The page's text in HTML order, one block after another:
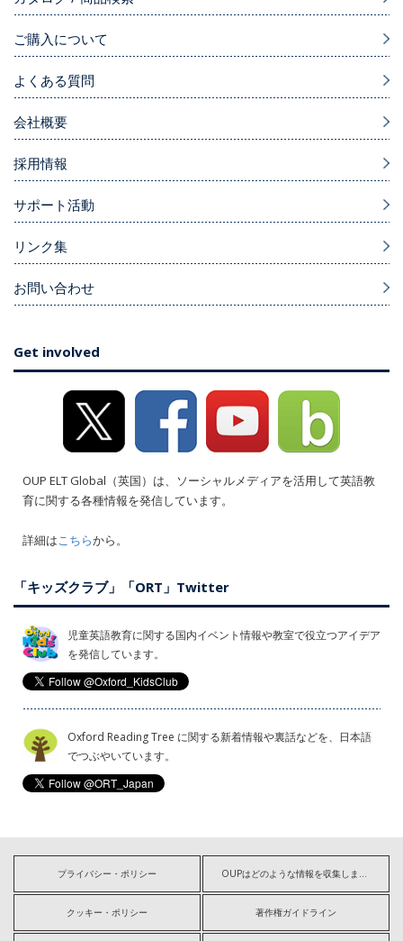
ご購入について
よくある質問
会社概要
採用情報
サポート活動
リンク集
お問い合わせ
Get involved
OUP ELT Global（英国）は、ソーシャルメディアを活用して英語教
育に関する各種情報を発信しています。
詳細はこちらから。
「キッズクラブ」「ORT」Twitter
児童英語教育に関する国内イベント情報や教室で役立つアイデア
を発信しています。
Oxford Reading Tree に関する新着情報や裏話などを、日本語
でつぶやいています。
プライバシー・ポリシー
クッキー・ポリシー 著作権ガイドライン